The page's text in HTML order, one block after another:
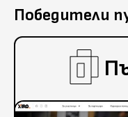
Победители